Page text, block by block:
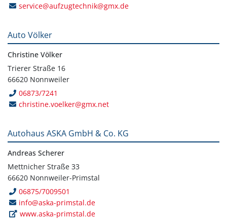
service@aufzugtechnik@gmx.de
Auto Völker
Christine Völker
Trierer Straße 16
66620 Nonnweiler
06873/7241
christine.voelker@gmx.net
Autohaus ASKA GmbH & Co. KG
Andreas Scherer
Mettnicher Straße 33
66620 Nonnweiler-Primstal
06875/7009501
info@aska-primstal.de
www.aska-primstal.de